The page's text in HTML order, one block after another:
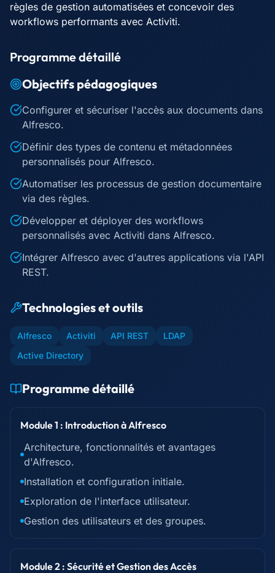
règles de gestion automatisées et concevoir des
workflows performants avec Activiti.
Programme détaillé
Objectifs pédagogiques
Configurer et sécuriser l'accès aux documents dans
Alfresco.
Définir des types de contenu et métadonnées
personnalisés pour Alfresco.
Automatiser les processus de gestion documentaire
via des règles.
Développer et déployer des workflows
personnalisés avec Activiti dans Alfresco.
Intégrer Alfresco avec d'autres applications via l'API
REST.
Technologies et outils
Alfresco Activiti API REST
LDAP
Active Directory
Programme détaillé
Module 1 : Introduction à Alfresco
Architecture, fonctionnalités et avantages
d'Alfresco.
Installation et configuration initiale.
Exploration de l'interface utilisateur.
Gestion des utilisateurs et des groupes.
Module 2 : Sécurité et Gestion des Accès